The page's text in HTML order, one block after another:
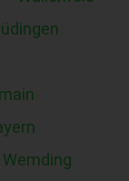
Wemding